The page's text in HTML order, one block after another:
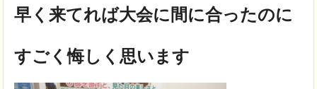
早く来てれば大会に間に合ったのに
すごく悔しく思います